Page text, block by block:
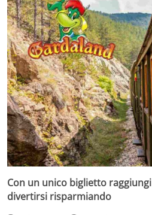
Con un unico biglietto
divertirsi risparmiando